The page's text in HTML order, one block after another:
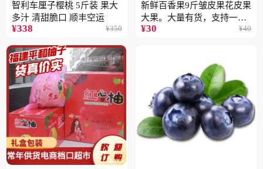
智利车厘子樱桃 5斤装 果大
多汁 清甜脆口 顺丰空运
¥338 ¥350
新鲜百香果9斤皱皮果花皮果
大果。大量有货，支持一件
代
¥30 ¥40